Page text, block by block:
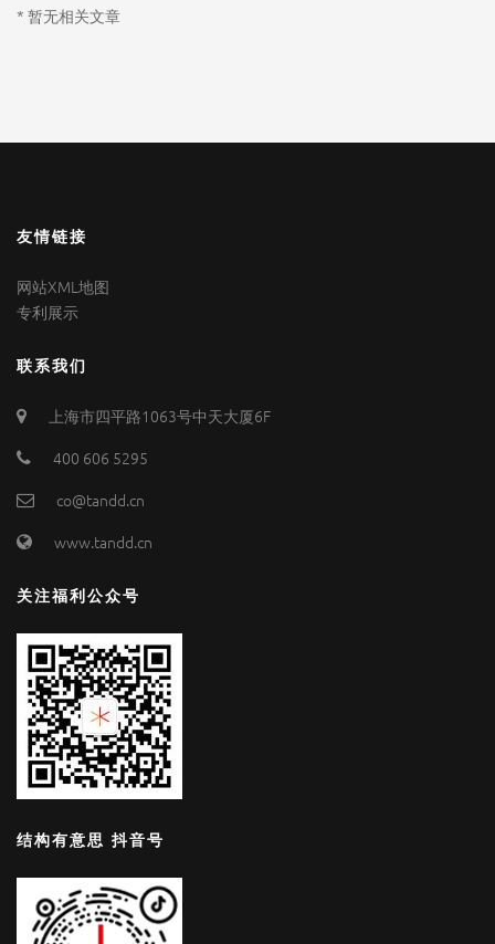
* 暂无相关文章
友情链接
网站XML地图
专利展示
联系我们
上海市四平路1063号中天大厦6F
400 606 5295
co@tandd.cn
www.tandd.cn
关注福利公众号
结构有意思 抖音号